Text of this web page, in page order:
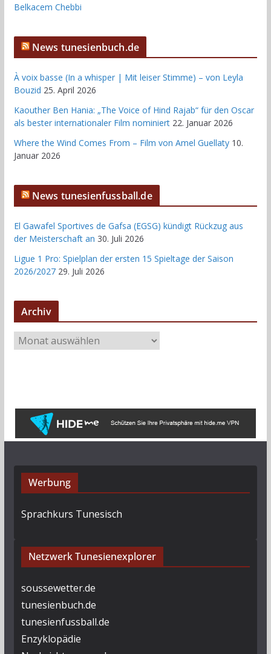
Belkacem Chebbi
News tunesienbuch.de
À voix basse (In a whisper | Mit leiser Stimme) – von Leyla
Bouzid 25. April 2026
Kaouther Ben Hania: „The Voice of Hind Rajab“ für den Oscar
als bester internationaler Film nominiert 22. Januar 2026
Where the Wind Comes From – Film von Amel Guellaty 10.
Januar 2026
News tunesienfussball.de
El Gawafel Sportives de Gafsa (EGSG) kündigt Rückzug aus
der Meisterschaft an 30. Juli 2026
Ligue 1 Pro: Spielplan der ersten 15 Spieltage der Saison
2026/2027 29. Juli 2026
Archiv
r
Werbung
Sprachkurs Tunesisch
Netzwerk Tunesienexplorer
soussewetter.de
tunesienbuch.de
tunesienfussball.de
Enzyklopädie